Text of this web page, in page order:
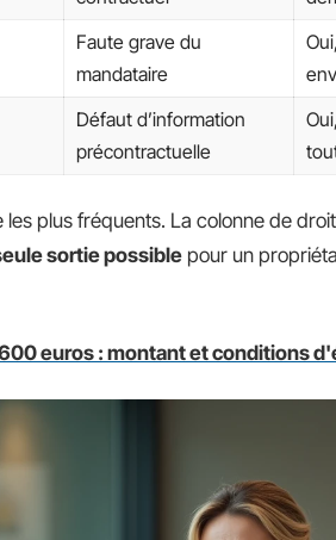
Faute grave du
mandataire
Défaut d’information
précontractuelle
plus fréquents. La colonne de
sortie possible pour un
euros : montant et conditions